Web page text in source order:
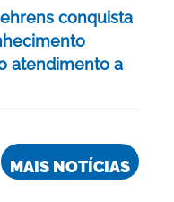
conquista
atendimento a
MAIS NOTÍCIAS